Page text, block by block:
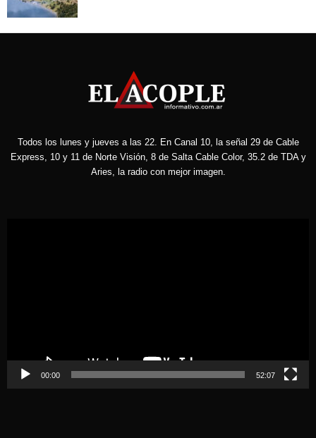
Todos los lunes y jueves a las 22. En Canal 10, la señal 29 de Cable
Express, 10 y 11 de Norte Visión, 8 de Salta Cable Color, 35.2 de TDA y
Aries, la radio con mejor imagen.
00:00 52:07